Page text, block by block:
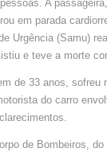
A
em parada
Urgência (Samu)
e teve a morte
de 33 anos,
do carro
de Bombeiros,